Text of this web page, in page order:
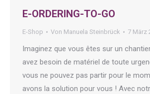
E-ORDERING-TO-GO
E-Shop Von Manuela Steinbrück 7 März
Imaginez que vous êtes sur un
avez besoin de matériel de toute
vous ne pouvez pas partir pour le
avons la solution pour vous ! Avec